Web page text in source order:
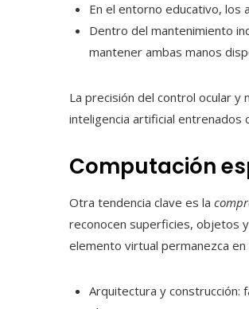
En el entorno educativo, los
Dentro del mantenimiento
mantener ambas manos
La precisión del control ocular y
inteligencia artificial entrenados
Computación
Otra tendencia clave es la
reconocen superficies, objetos
elemento virtual permanezca
Arquitectura y construcción: